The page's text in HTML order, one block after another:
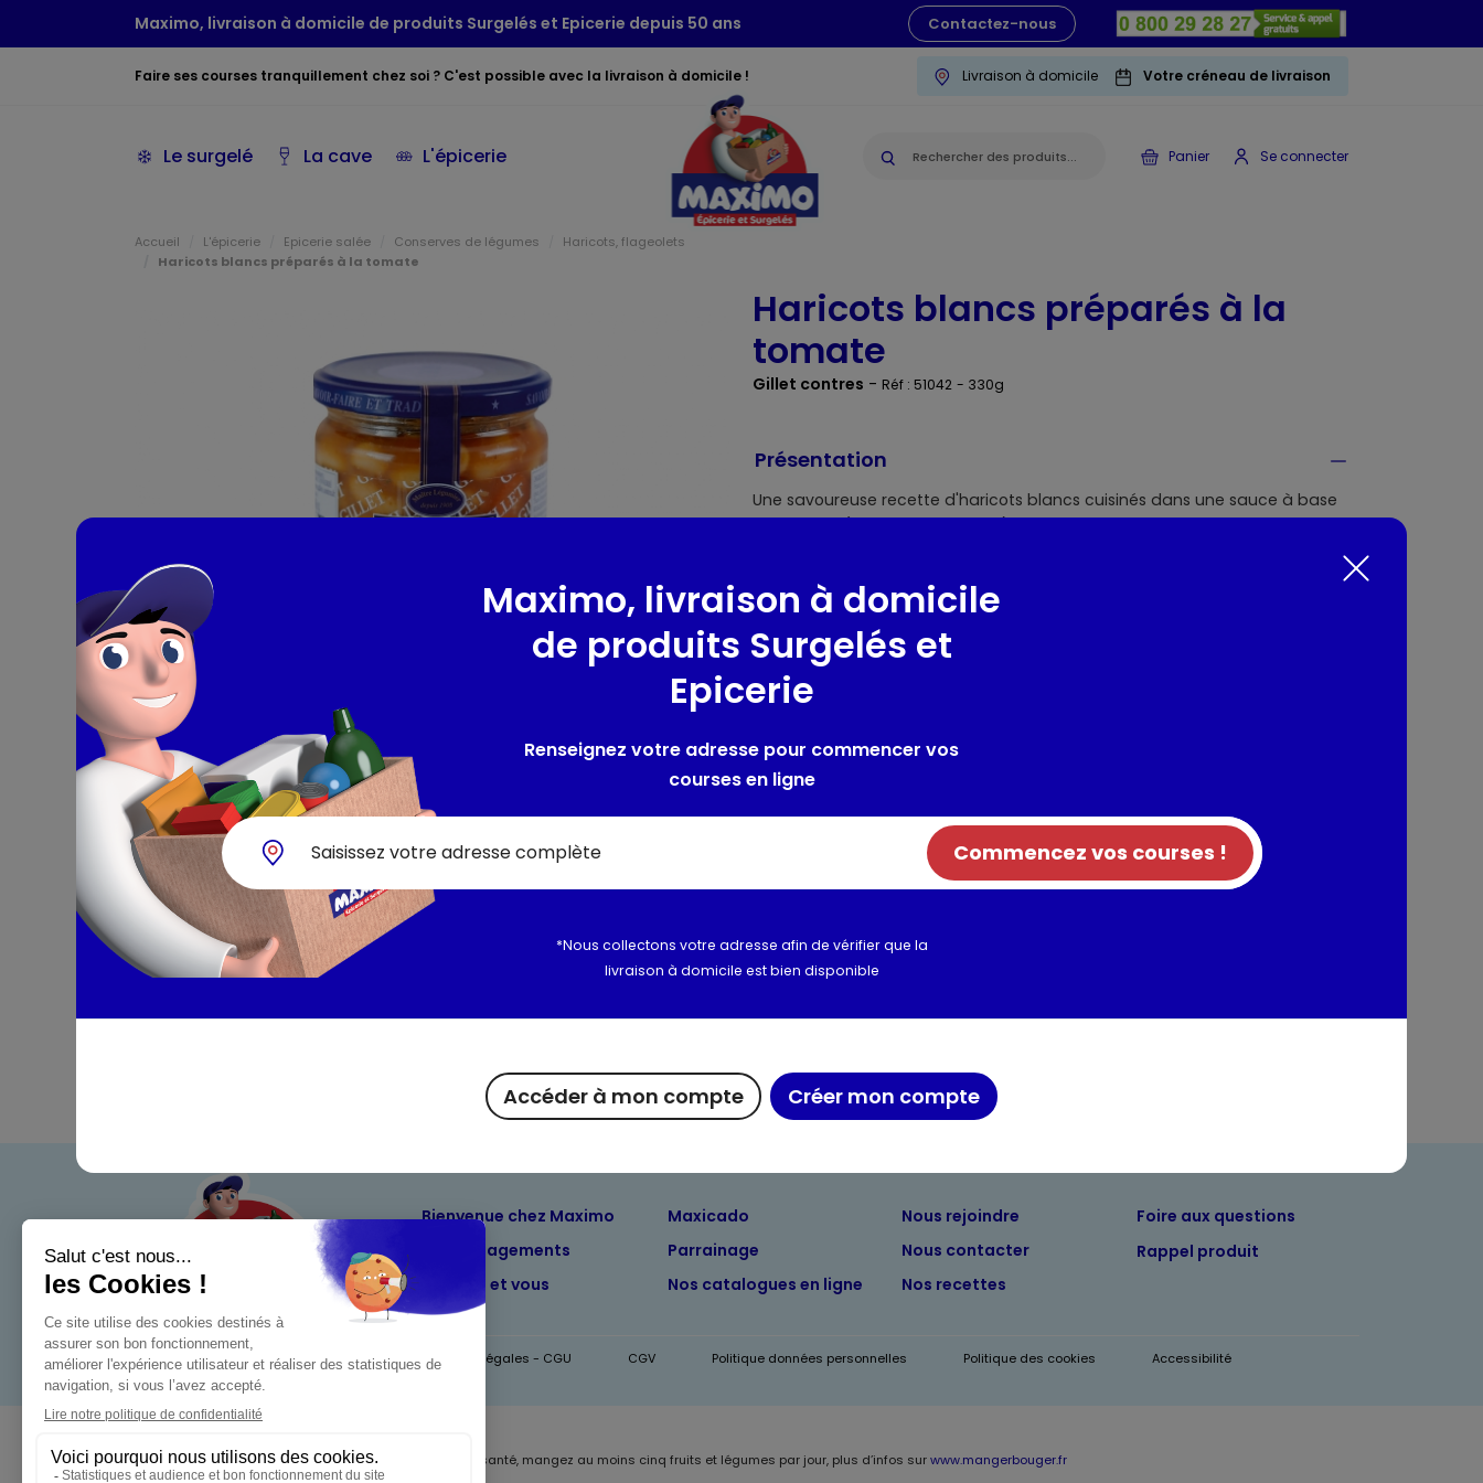
Maximo, livraison à domicile de produits Surgelés et Epicerie depuis 50 ans Contactez-nous
Faire ses courses tranquillement chez soi ? C'est possible avec la livraison à domicile ! Livraison à domicile Votre créneau de livraison
Le surgelé La cave L'épicerie Panier Se connecter
Accueil L'épicerie Epicerie salée Conserves de légumes
Haricots, flageolets
Haricots blancs préparés à la tomate
Haricots blancs préparés à la
tomate
Gillet contres - Réf : 51042 - 330g
Présentation
Une savoureuse recette d'haricots blancs cuisinés dans une sauce à base
de tomate (pulpe et morceaux). Nos haricots à la tomate se marient
Utilisation et conservation
Composition / Ingrédients / Allergènes
Haricots blancs secs trempés 43%(origine France), eau, pulpe de tomate
18%(origine hors France), tomates 4%(origine hors France), carottes, sel,
Traces éventuelles de gluten
Traces éventuelles de gluten
Valeurs nutritionnelles
Bienvenue chez Maximo
Nos engagements
Maximo et vous
Maxicado
Parrainage
Nos catalogues en ligne
Nous rejoindre
Nous contacter
Nos recettes
Foire aux questions
Rappel produit
Mentions légales - CGU CGV Politique données personnelles Politique des cookies Accessibilité
Pour votre santé, mangez au moins cinq fruits et légumes par jour, plus d’infos surwww.mangerbouger.fr
Maximo, livraison à domicile
de produits Surgelés et
Epicerie
Renseignez votre adresse pour commencer vos
courses en ligne
Commencez vos courses !
*Nous collectons votre adresse afin de vérifier que la
livraison à domicile est bien disponible
Accéder à mon compte Créer mon compte